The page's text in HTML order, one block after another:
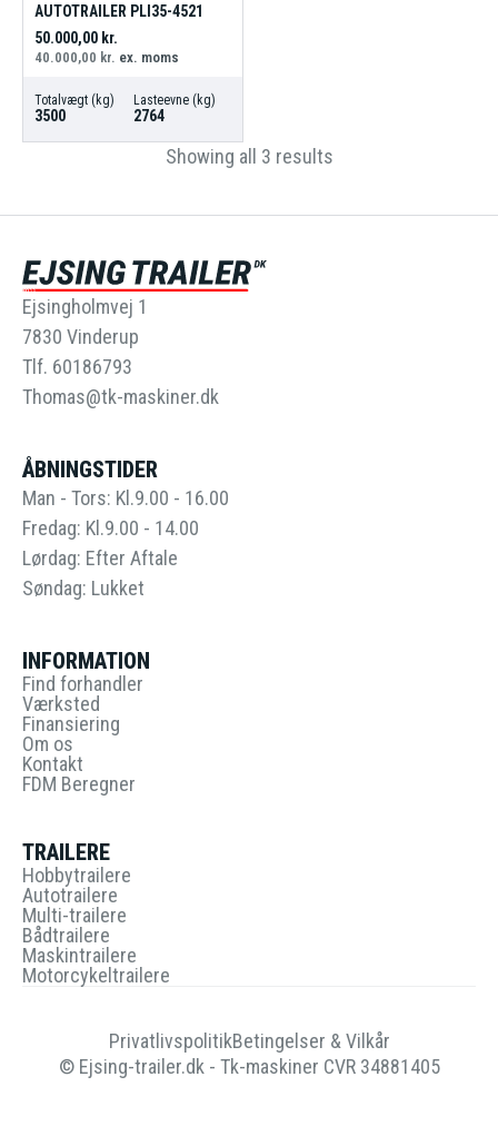
Showing all 3 results
AUTOTRAILER PLI35-4521
50.000,00 kr.
40.000,00 kr. ex. moms
Totalvægt (kg)
3500
Lasteevne (kg)
2764
Ejsingholmvej 1
7830 Vinderup
Tlf. 60186793
Thomas@tk-maskiner.dk
ÅBNINGSTIDER
Man - Tors: Kl.9.00 - 16.00
Fredag: Kl.9.00 - 14.00
Lørdag: Efter Aftale
Søndag: Lukket
INFORMATION
Find forhandler
Værksted
Finansiering
Om os
Kontakt
FDM Beregner
TRAILERE
Hobbytrailere
Autotrailere
Multi-trailere
Bådtrailere
Maskintrailere
Motorcykeltrailere
© Ejsing-trailer.dk - Tk-maskiner CVR 34881405
PrivatlivspolitikBetingelser & Vilkår